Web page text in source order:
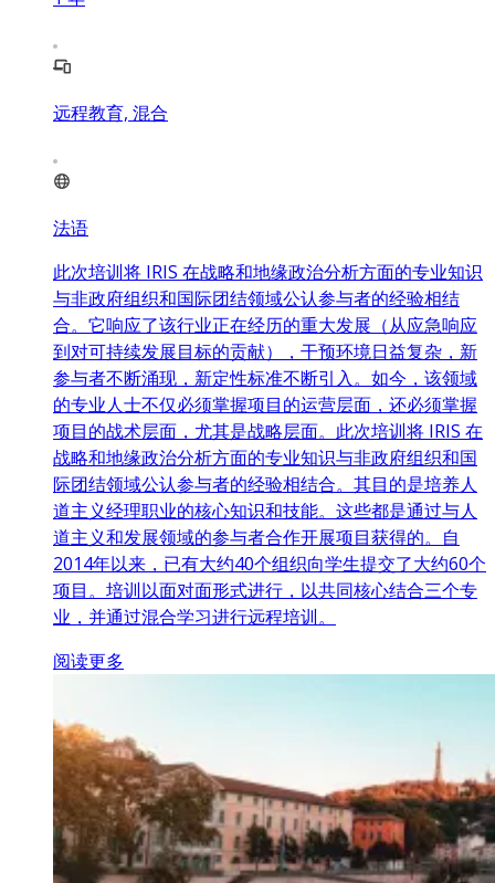
远程教育, 混合
法语
此次培训将 IRIS 在战略和地缘政治分析方面的专业知识
与非政府组织和国际团结领域公认参与者的经验相结
合。它响应了该行业正在经历的重大发展（从应急响应
到对可持续发展目标的贡献），干预环境日益复杂，新
参与者不断涌现，新定性标准不断引入。如今，该领域
的专业人士不仅必须掌握项目的运营层面，还必须掌握
项目的战术层面，尤其是战略层面。此次培训将 IRIS 在
战略和地缘政治分析方面的专业知识与非政府组织和国
际团结领域公认参与者的经验相结合。其目的是培养人
道主义经理职业的核心知识和技能。这些都是通过与人
道主义和发展领域的参与者合作开展项目获得的。自
2014年以来，已有大约40个组织向学生提交了大约60个
项目。培训以面对面形式进行，以共同核心结合三个专
业，并通过混合学习进行远程培训。
阅读更多